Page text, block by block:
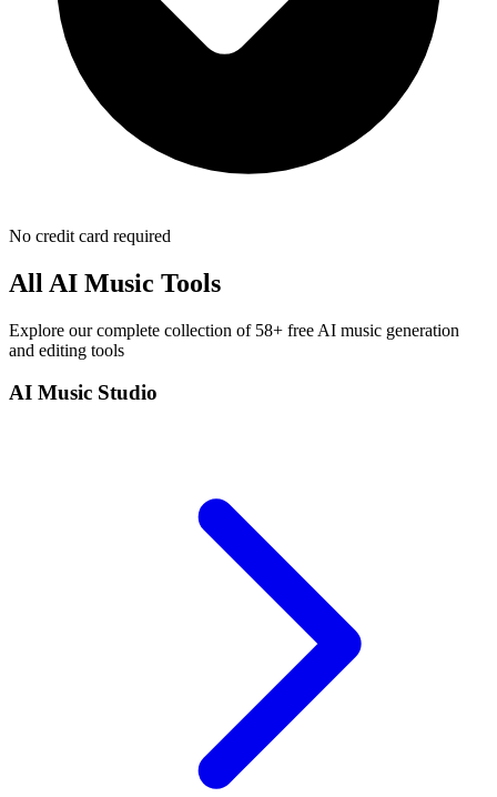
No credit card required
All AI Music Tools
Explore our complete collection of 58+ free AI music generation
and editing tools
AI Music Studio